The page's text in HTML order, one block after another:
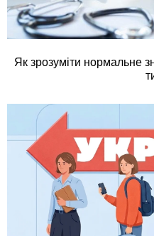
Як зрозуміти нормальне